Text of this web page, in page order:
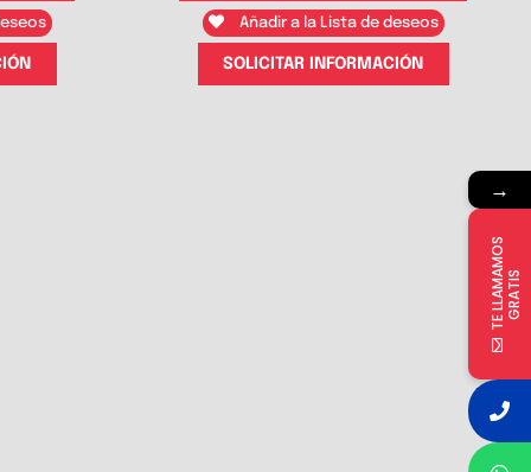
Añadir a la Lista de deseos
SOLICITAR INFORMACIÓN
→
T
E
L
L
A
MA
M
O
S
G
R
A
T
IS